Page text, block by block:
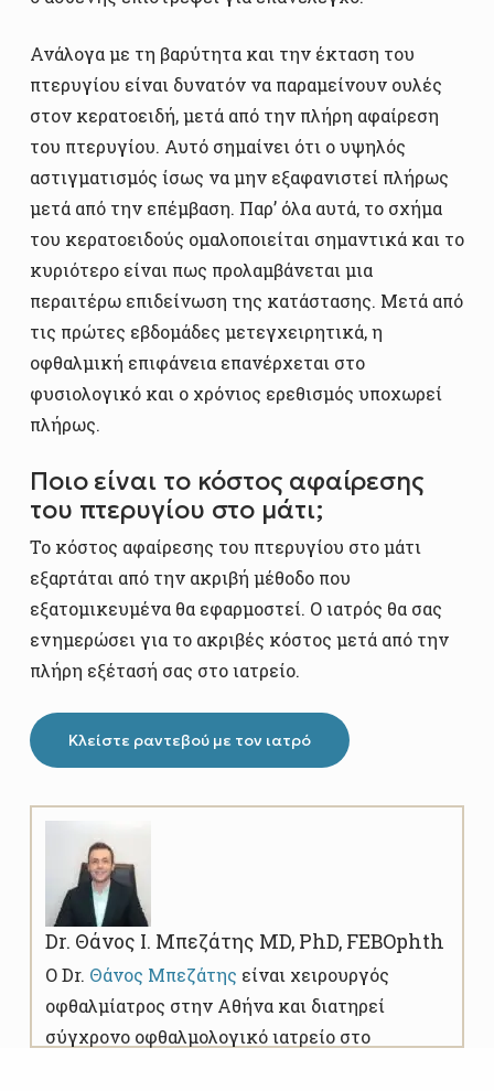
Ανάλογα με τη βαρύτητα και την έκταση του
πτερυγίου είναι δυνατόν να παραμείνουν ουλές
στον κερατοειδή, μετά από την πλήρη αφαίρεση
του πτερυγίου. Αυτό σημαίνει ότι ο υψηλός
αστιγματισμός ίσως να μην εξαφανιστεί πλήρως
μετά από την επέμβαση. Παρ’ όλα αυτά, το σχήμα
του κερατοειδούς ομαλοποιείται σημαντικά και το
κυριότερο είναι πως προλαμβάνεται μια
περαιτέρω επιδείνωση της κατάστασης. Μετά από
τις πρώτες εβδομάδες μετεγχειρητικά, η
οφθαλμική επιφάνεια επανέρχεται στο
φυσιολογικό και ο χρόνιος ερεθισμός υποχωρεί
πλήρως.
Ποιο είναι το κόστος αφαίρεσης
του πτερυγίου στο μάτι;
Το κόστος αφαίρεσης του πτερυγίου στο μάτι
εξαρτάται από την ακριβή μέθοδο που
εξατομικευμένα θα εφαρμοστεί. Ο ιατρός θα σας
ενημερώσει για το ακριβές κόστος μετά από την
πλήρη εξέτασή σας στο ιατρείο.
Κλείστε ραντεβού με τον ιατρό
Dr. Θάνος Ι. Μπεζάτης MD, PhD, FEBOphth
O Dr. Θάνος Μπεζάτης είναι χειρουργός
οφθαλμίατρος στην Αθήνα και διατηρεί
σύγχρονο οφθαλμολογικό ιατρείο στο